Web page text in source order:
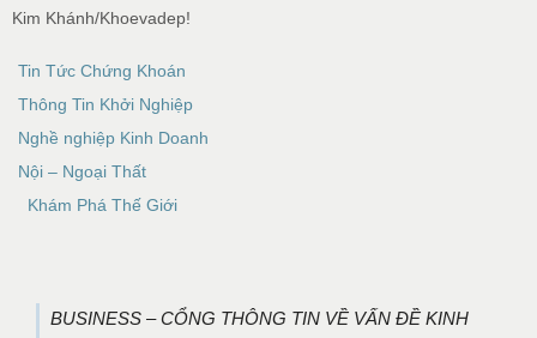
Kim Khánh/Khoevadep!
Tin Tức Chứng Khoán
Thông Tin Khởi Nghiệp
Nghề nghiệp Kinh Doanh
Nội – Ngoại Thất
Khám Phá Thế Giới
BUSINESS – CỔNG THÔNG TIN VỀ VẤN ĐỀ KINH